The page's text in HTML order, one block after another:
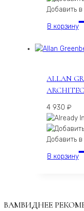
Добавить
В корзину
ALLAN
4 930 ₽
Добавить
В корзину
ВАМВИДНЕЕ